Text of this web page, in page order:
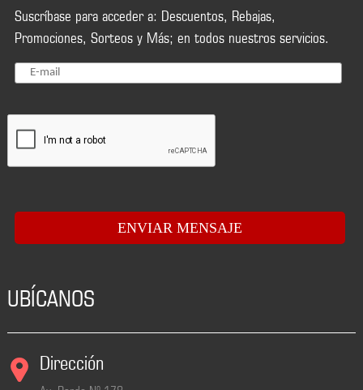
Suscríbase para acceder a: Descuentos, Rebajas,
Promociones, Sorteos y Más; en todos nuestros servicios.
UBÍCANOS
Dirección